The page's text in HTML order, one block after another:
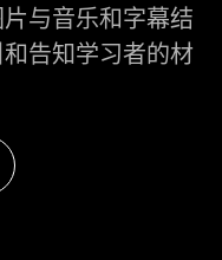
与音乐和字幕结
告知学习者的材